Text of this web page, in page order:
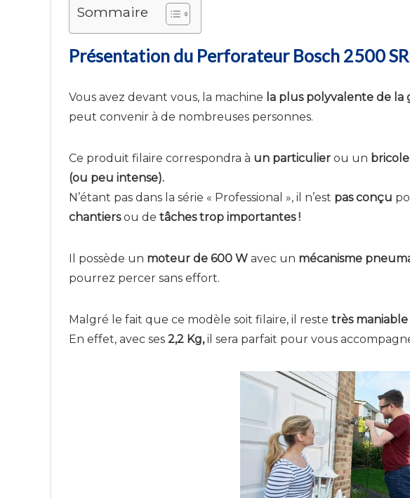
Sommaire
Présentation du Perforateur Bosch 2500
Vous avez devant vous, la machine la plus polyvalente de la
peut convenir à de nombreuses personnes.
Ce produit filaire correspondra à un particulier ou un
(ou peu intense).
N’étant pas dans la série « Professional », il n’est pas conçu
chantiersou de tâches trop importantes !
Il possède un moteur de 600 W avec un mécanisme
pourrez percer sans effort.
Malgré le fait que ce modèle soit filaire, il reste très
En effet, avec ses 2,2 Kg,il sera parfait pour vous